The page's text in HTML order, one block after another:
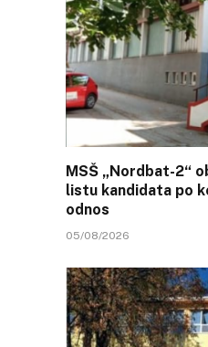
MSŠ „Nordbat-2“
listu kandidata po
odnos
05/08/2026